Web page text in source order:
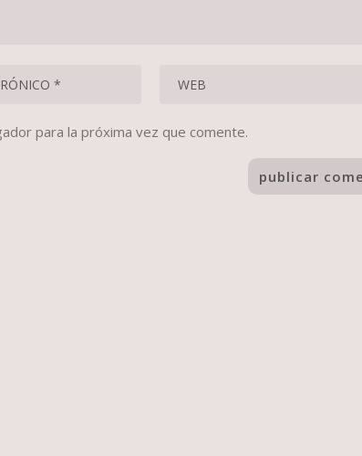
para la próxima vez que comente.